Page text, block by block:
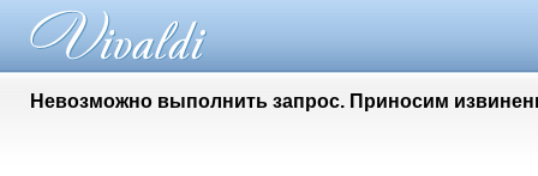
Невозможно выполнить запрос. Приносим